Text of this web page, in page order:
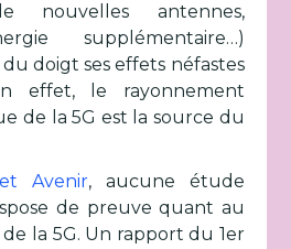
nouvelles antennes,
supplémentaire…)
doigt ses effets néfastes
effet, le rayonnement
de la 5G est la source du
Avenir, aucune étude
de preuve quant au
la 5G. Un rapport du 1er